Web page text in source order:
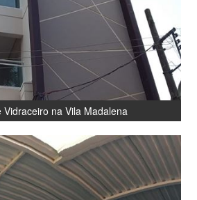
Vidraceiro na Vila Madalena